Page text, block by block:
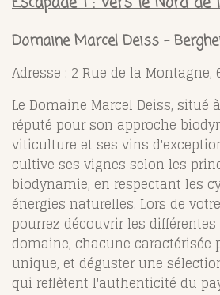
Domaine Marcel Deiss -
Adresse : 2 Rue de la Montagne,
Le Domaine Marcel Deiss, situé
réputé pour son approche
viticulture et ses vins
cultive ses vignes selon les
biodynamie, en respectant les
énergies naturelles. Lors de
pourrez découvrir les
domaine, chacune caractérisée
unique, et déguster une
qui reflètent l'authenticité du